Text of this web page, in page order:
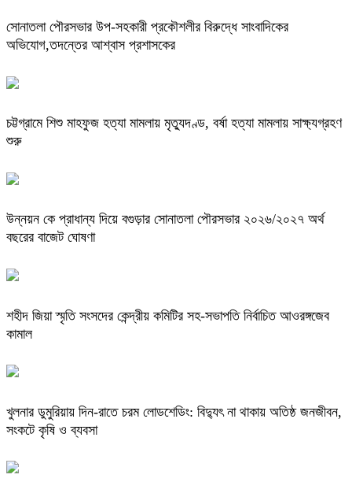
সোনাতলা পৌরসভার উপ-সহকারী প্রকৌশলীর বিরুদ্ধে সাংবাদিকের
অভিযোগ,তদন্তের আশ্বাস প্রশাসকের
চট্টগ্রামে শিশু মাহফুজ হত্যা মামলায় মৃত্যুদণ্ড, বর্ষা হত্যা মামলায় সাক্ষ্যগ্রহণ
শুরু
উন্নয়ন কে প্রাধান্য দিয়ে বগুড়ার সোনাতলা পৌরসভার ২০২৬/২০২৭ অর্থ
বছরের বাজেট ঘোষণা
শহীদ জিয়া স্মৃতি সংসদের কেন্দ্রীয় কমিটির সহ-সভাপতি নির্বাচিত আওরঙ্গজেব
কামাল
খুলনার ডুমুরিয়ায় দিন-রাতে চরম লোডশেডিং: বিদ্যুৎ না থাকায় অতিষ্ঠ জনজীবন,
সংকটে কৃষি ও ব্যবসা